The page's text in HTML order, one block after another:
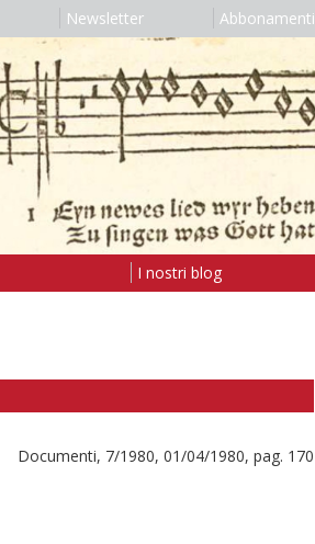
Newsletter Abbonamenti
I nostri blog
Documenti, 7/1980, 01/04/1980, pag. 170